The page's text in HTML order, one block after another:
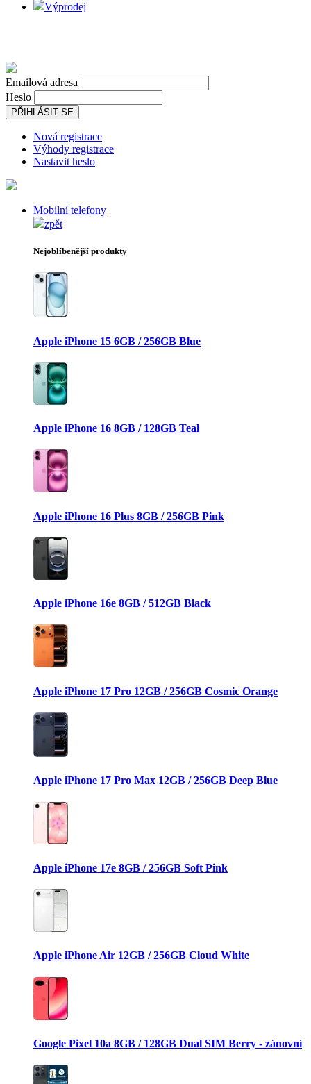
Výprodej
Emailová adresa
Heslo
PŘIHLÁSIT SE
Nová registrace
Výhody registrace
Nastavit heslo
Mobilní telefony
zpět
Nejoblíbenější produkty
Apple iPhone 15 6GB / 256GB Blue
Apple iPhone 16 8GB / 128GB Teal
Apple iPhone 16 Plus 8GB / 256GB Pink
Apple iPhone 16e 8GB / 512GB Black
Apple iPhone 17 Pro 12GB / 256GB Cosmic Orange
Apple iPhone 17 Pro Max 12GB / 256GB Deep Blue
Apple iPhone 17e 8GB / 256GB Soft Pink
Apple iPhone Air 12GB / 256GB Cloud White
Google Pixel 10a 8GB / 128GB Dual SIM Berry - zánovní